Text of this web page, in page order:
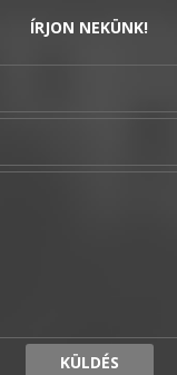
ÍRJON NEKÜNK!
KÜLDÉS